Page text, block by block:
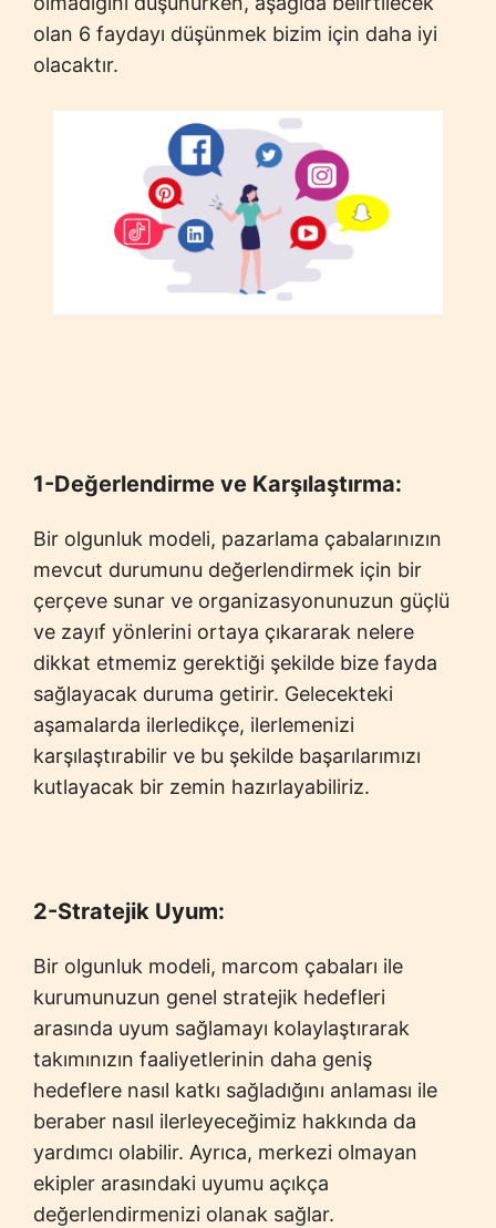
olan 6 faydayı düşünmek bizim için daha iyi
olacaktır.
1-Değerlendirme ve Karşılaştırma:
Bir olgunluk modeli, pazarlama çabalarınızın
mevcut durumunu değerlendirmek için bir
çerçeve sunar ve organizasyonunuzun güçlü
ve zayıf yönlerini ortaya çıkararak nelere
dikkat etmemiz gerektiği şekilde bize fayda
sağlayacak duruma getirir. Gelecekteki
aşamalarda ilerledikçe, ilerlemenizi
karşılaştırabilir ve bu şekilde başarılarımızı
kutlayacak bir zemin hazırlayabiliriz.
2-Stratejik Uyum:
Bir olgunluk modeli, marcom çabaları ile
kurumunuzun genel stratejik hedefleri
arasında uyum sağlamayı kolaylaştırarak
takımınızın faaliyetlerinin daha geniş
hedeflere nasıl katkı sağladığını anlaması ile
beraber nasıl ilerleyeceğimiz hakkında da
yardımcı olabilir. Ayrıca, merkezi olmayan
ekipler arasındaki uyumu açıkça
değerlendirmenizi olanak sağlar.